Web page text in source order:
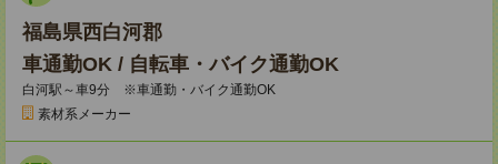
福島県西白河郡
車通勤OK / 自転車・バイク通勤OK
白河駅～車9分 ※車通勤・バイク通勤OK
素材系メーカー